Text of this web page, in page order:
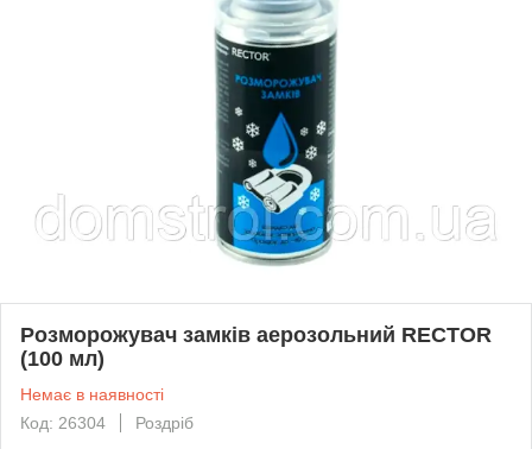
Розморожувач замків аерозольний RECTOR
(100 мл)
Немає в наявності
Код: 26304
Роздріб